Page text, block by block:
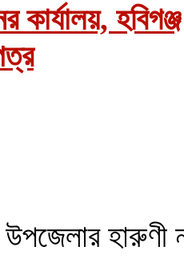
কার্যালয়, হবিগঞ্জ
উপজেলার হারুণী